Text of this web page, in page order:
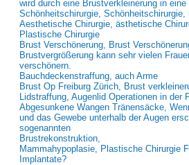
wird durch eine Brustverkleinerung in
Schönheitschirurgie, Schönheitschirurgie,
Aesthetische Chirurgie, ästhetische
Plastische Chirurgie
Brust Verschönerung, Brust
Brustvergrößerung kann sehr vielen
verschönern.
Bauchdeckenstraffung, auch Arme
Brust Op Freiburg Zürich, Brust
Lidstraffung, Augenlid Operationen in der
Abgesunkene Wangen Tränensäcke,
und das Gewebe unterhalb der Augen
sogenannten
Brustrekonstruktion,
Mammahypoplasie, Plastische Chirurgie
Implantate?